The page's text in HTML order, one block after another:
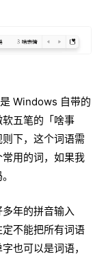
Windows 自带的
五笔的「啥事
下，这个词语需
用的词，如果我
年的拼音输入
不能把所有词语
也可以是词语，